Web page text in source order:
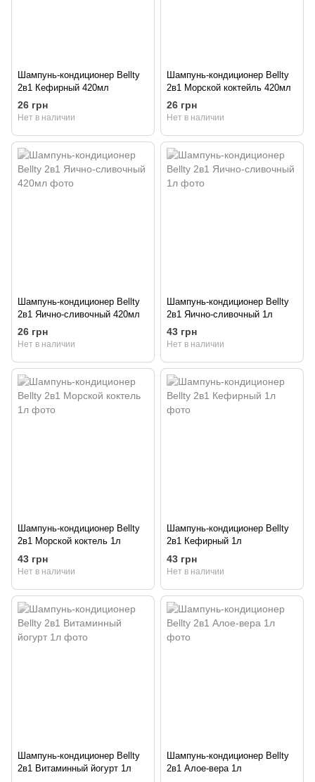
Шампунь-кондиционер Bellty
2в1 Кефирный 420мл
26 грн
Нет в наличии
Шампунь-кондиционер Bellty
2в1 Морской коктейль 420мл
26 грн
Нет в наличии
Шампунь-кондиционер Bellty
2в1 Яично-сливочный 420мл
26 грн
Нет в наличии
Шампунь-кондиционер Bellty
2в1 Яично-сливочный 1л
43 грн
Нет в наличии
Шампунь-кондиционер Bellty
2в1 Морской коктель 1л
43 грн
Нет в наличии
Шампунь-кондиционер Bellty
2в1 Кефирный 1л
43 грн
Нет в наличии
Шампунь-кондиционер Bellty
2в1 Витаминный йогурт 1л
Шампунь-кондиционер Bellty
2в1 Алое-вера 1л